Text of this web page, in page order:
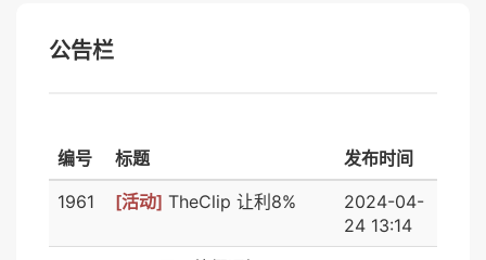
公告栏
编号 标题
发布时间
1961
[活动] TheClip 让利8%
2024-04-
24 13:14